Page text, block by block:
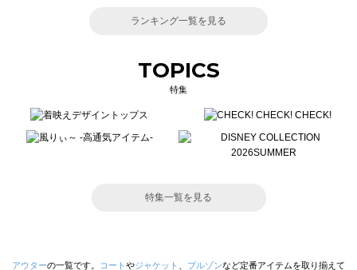
ランキング一覧を見る
TOPICS
特集
特集一覧を見る
アウターの一覧です。 コート やジャケット ブルゾンなど定番アイテムを取り揃えて